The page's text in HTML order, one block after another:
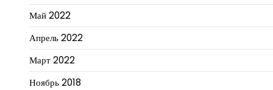
Май 2022
Апрель 2022
Март 2022
Ноябрь 2018